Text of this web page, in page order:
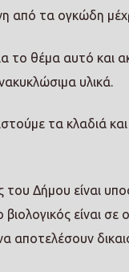
από τα ογκώδη
το θέμα αυτό και
υλικά.
τα κλαδιά
του Δήμου είναι
είναι σε